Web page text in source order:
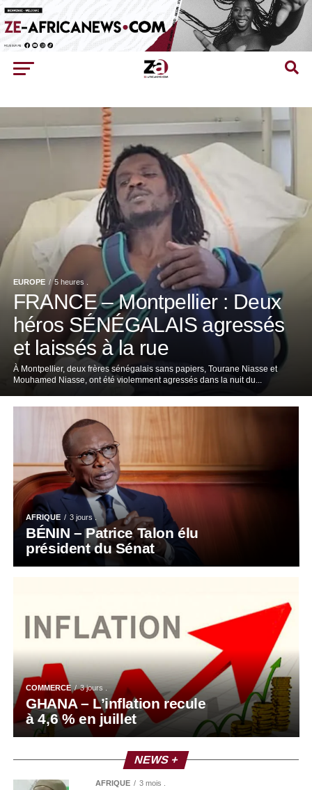
EUROPE 5 heures .
FRANCE – Montpellier : Deux
héros SÉNÉGALAIS agressés
et laissés à la rue
À Montpellier, deux frères sénégalais sans papiers, Tourane Niasse et
Mouhamed Niasse, ont été violemment agressés dans la nuit du...
AFRIQUE 3 jours .
BÉNIN – Patrice Talon élu
président du Sénat
COMMERCE 3 jours .
GHANA – L’inflation recule
à 4,6 % en juillet
NEWS +
AFRIQUE 3 mois .